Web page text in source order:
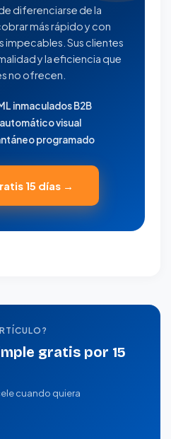
diferenciarse de la
más rápido y con
Sus clientes
y la eficiencia que
no ofrecen.
inmaculados B2B
visual
programado
15 días →
gratis por 15
cuando quiera